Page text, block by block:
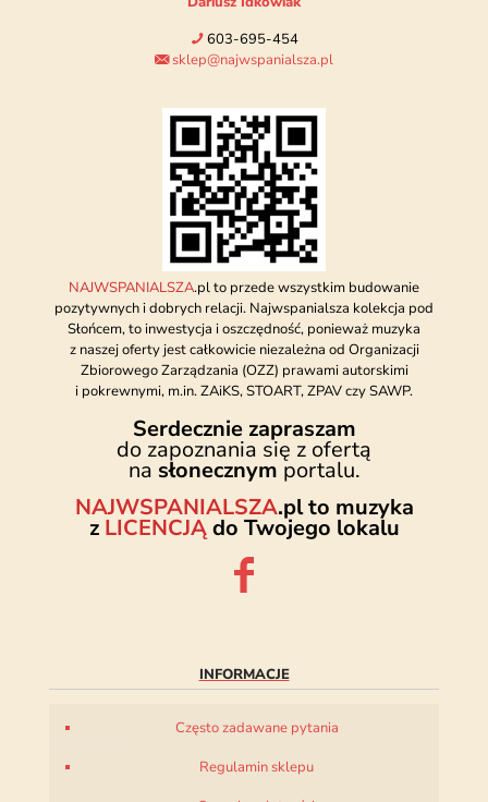
603-695-454
sklep@najwspanialsza.pl
NAJWSPANIALSZA.pl to przede wszystkim budowanie
pozytywnych i dobrych relacji. Najwspanialsza kolekcja pod
Słońcem, to inwestycja i oszczędność, ponieważ muzyka
z naszej oferty jest całkowicie niezależna od Organizacji
Zbiorowego Zarządzania (OZZ) prawami autorskimi
i pokrewnymi, m.in. ZAiKS, STOART, ZPAV czy SAWP.
Serdecznie zapraszam
do zapoznania się z ofertą
na słonecznym portalu.
NAJWSPANIALSZA.pl to muzyka
z LICENCJĄdo Twojego lokalu
INFORMACJE
Często zadawane pytania
Regulamin sklepu